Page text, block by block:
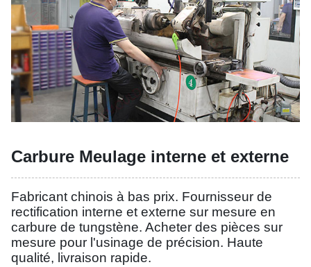
Carbure Meulage interne et externe
Fabricant chinois à bas prix. Fournisseur de
rectification interne et externe sur mesure en
carbure de tungstène. Acheter des pièces sur
mesure pour l'usinage de précision. Haute
qualité, livraison rapide.